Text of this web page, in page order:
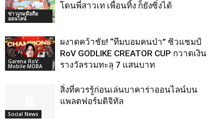
ข่าวเกมมือถือ
ออนไลน์
โดนพี่สาวเท เพื่อนทิ้ง ก็ยังซิ่งได้
Garena RoV:
Mobile MOBA
ผงาดคว้าชัย! “ทีมบอมคนป่า” ซิวแชมป์
RoV GODLIKE CREATOR CUP กวาดเงิน
รางวัลรวมทะลุ 7 แสนบาท
Social News
สิ่งที่ควรรู้ก่อนเล่นบาคาร่าออนไลน์บน
แพลตฟอร์มดิจิทัล